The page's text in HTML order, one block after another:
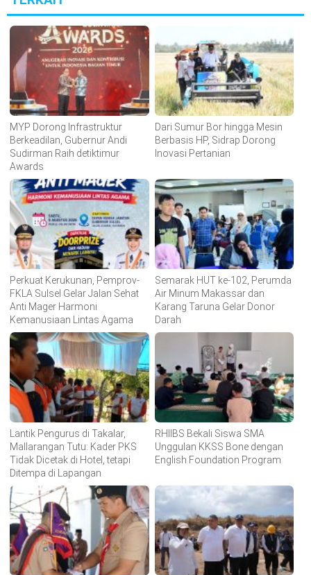
MYP Dorong Infrastruktur
Berkeadilan, Gubernur Andi
Sudirman Raih detiktimur
Awards
Dari Sumur Bor hingga Mesin
Berbasis HP, Sidrap Dorong
Inovasi Pertanian
Perkuat Kerukunan, Pemprov-
FKLA Sulsel Gelar Jalan Sehat
Anti Mager Harmoni
Kemanusiaan Lintas Agama
Semarak HUT ke-102, Perumda
Air Minum Makassar dan
Karang Taruna Gelar Donor
Darah
Lantik Pengurus di Takalar,
Mallarangan Tutu: Kader PKS
Tidak Dicetak di Hotel, tetapi
Ditempa di Lapangan
RHIIBS Bekali Siswa SMA
Unggulan KKSS Bone dengan
English Foundation Program